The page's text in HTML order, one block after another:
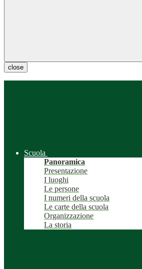
close
Scuola
Panoramica
Presentazione
I luoghi
Le persone
I numeri della scuola
Le carte della scuola
Organizzazione
La storia